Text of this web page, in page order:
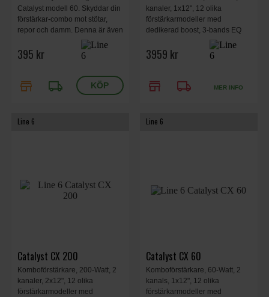
Catalyst modell 60. Skyddar din
förstärkar-combo mot stötar,
repor och damm. Denna är även
vattenavvisande. Catalyst logo
på utsidan.
395 kr
store local_shipping
kanaler, 1x12", 12 olika
förstärkarmodeller med
dedikerad boost, 3-bands EQ
med presence, 24 olika effekter,
effektloop, ställbar output power,
3959 kr
store local_shipping MER INFO
Line 6
Catalyst CX 200
Komboförstärkare, 200-Watt, 2
kanaler, 2x12", 12 olika
förstärkarmodeller med
Line 6
Catalyst CX 60
Komboförstärkare, 60-Watt, 2
kanals, 1x12", 12 olika
förstärkarmodeller med